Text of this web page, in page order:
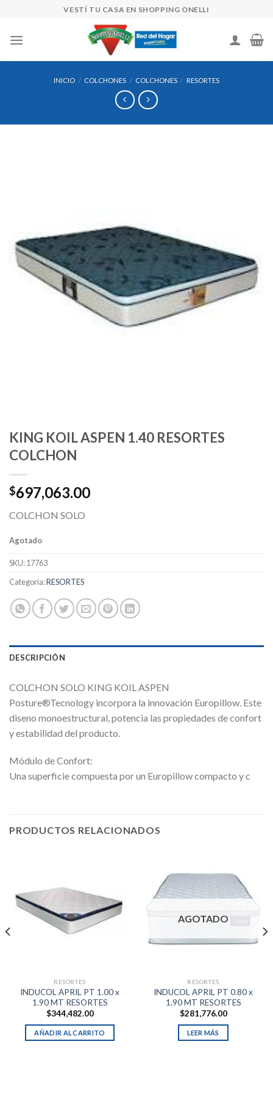
content
VESTÍ TU CASA EN SHOPPING ONELLI
INICIO / COLCHONES / COLCHONES / RESORTES
KING KOIL ASPEN 1.40 RESORTES
COLCHON
$697,063.00
COLCHON SOLO
Agotado
SKU:17763
Categoría:RESORTES
DESCRIPCIÓN
COLCHON SOLO KING KOIL ASPEN
Posture®Tecnology incorpora la innovación Europillow. Este
diseno monoestructural, potencia las propiedades de confort
y estabilidad del producto.
Módulo de Confort:
Una superficie compuesta por un Europillow compacto y c
PRODUCTOS RELACIONADOS
RESORTES
INDUCOL APRIL PT 1.00 x
1.90 MT RESORTES
$344,482.00
AÑADIR AL CARRITO
AGOTADO
RESORTES
INDUCOL APRIL PT 0.80 x
1.90 MT RESORTES
$281,776.00
LEER MÁS